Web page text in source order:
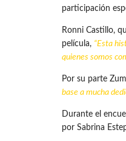
participación
Ronni Castillo,
película, “Esta
quienes somos
Por su parte
base a mucha
Durante el
por Sabrina